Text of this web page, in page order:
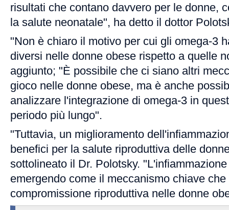
risultati che contano davvero per le donne,
la salute neonatale", ha detto il dottor
"Non è chiaro il motivo per cui gli omega-3
diversi nelle donne obese rispetto a quelle
aggiunto; "È possibile che ci siano altri
gioco nelle donne obese, ma è anche
analizzare l'integrazione di omega-3 in
periodo più lungo".
"Tuttavia, un miglioramento
benefici per la salute riproduttiva delle
sottolineato il Dr. Polotsky.
emergendo come il meccanismo chiave
compromissione riproduttiva nelle donne